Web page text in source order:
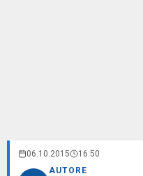
06.10.2015 16:50
AUTORE